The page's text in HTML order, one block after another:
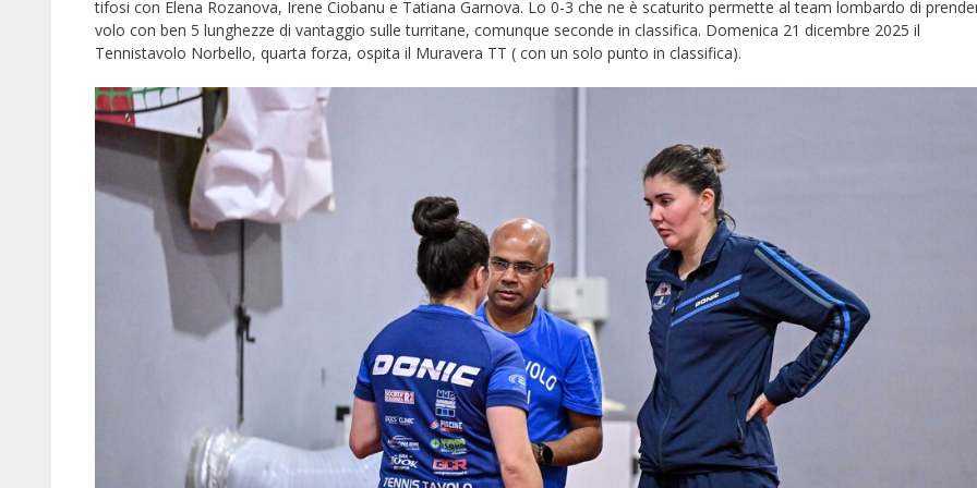
tifosi con Elena Rozanova, Irene Ciobanu e Tatiana Garnova. Lo 0-3 che ne è scaturito permette al team lombardo di
volo con ben 5 lunghezze di vantaggio sulle turritane, comunque seconde in classifica. Domenica 21 dicembre 2025 il
Tennistavolo Norbello, quarta forza, ospita il Muravera TT ( con un solo punto in classifica).